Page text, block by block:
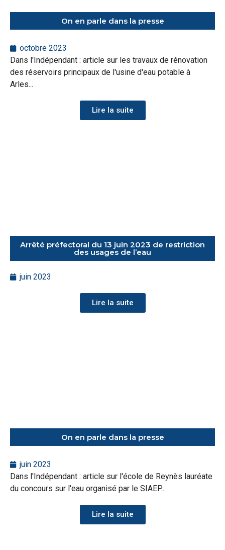
On en parle dans la presse
octobre 2023
Dans l'Indépendant : article sur les travaux de rénovation
des réservoirs principaux de l'usine d'eau potable à
Arles...
Lire la suite
Arrêté préfectoral du 13 juin 2023 de restriction
des usages de l’eau
juin 2023
Lire la suite
On en parle dans la presse
juin 2023
Dans l'Indépendant : article sur l'école de Reynès lauréate
du concours sur l'eau organisé par le SIAEP...
Lire la suite